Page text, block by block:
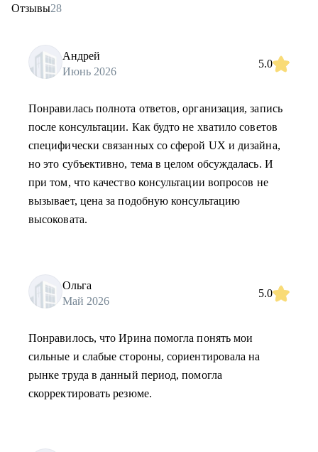
Отзывы28
Андрей
Июнь 2026
5.0
Понравилась полнота ответов, организация, запись
после консультации. Как будто не хватило советов
специфически связанных со сферой UX и дизайна,
но это субъективно, тема в целом обсуждалась. И
при том, что качество консультации вопросов не
вызывает, цена за подобную консультацию
высоковата.
Ольга
Май 2026
5.0
Понравилось, что Ирина помогла понять мои
сильные и слабые стороны, сориентировала на
рынке труда в данный период, помогла
скорректировать резюме.